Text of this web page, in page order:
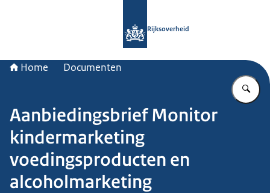
Rijksoverheid
Home Documenten
Aanbiedingsbrief Monitor
kindermarketing
voedingsproducten en
alcoholmarketing